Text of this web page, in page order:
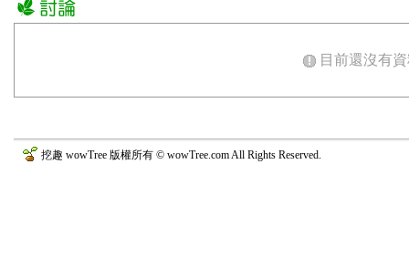
目前還沒有
挖趣 wowTree 版權所有 © wowTree.com All Rights Reserved.